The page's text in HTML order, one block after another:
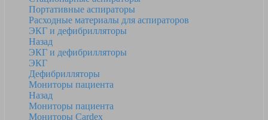
Портативные аспираторы
Расходные материалы для аспираторов
ЭКГ и дефибрилляторы
Назад
ЭКГ и дефибрилляторы
ЭКГ
Дефибрилляторы
Мониторы пациента
Назад
Мониторы пациента
Мониторы Cardex